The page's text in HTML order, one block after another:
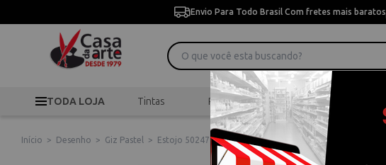
Envio Para Todo Brasil Com fretes mais baratos
TODA LOJA Tintas Pincéis Desenho
Início > Desenho > Giz Pastel > Estojo 50247 Giz Pastel Seco Carre C/ 12